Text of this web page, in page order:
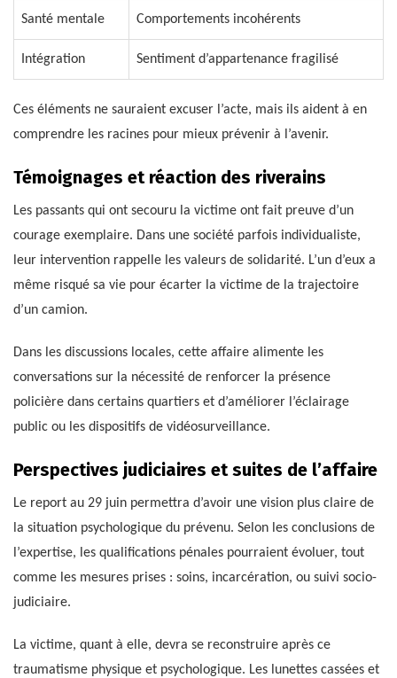
Santé mentale Comportements incohérents
Intégration Sentiment d’appartenance fragilisé
Ces éléments ne sauraient excuser l’acte, mais ils aident à en
comprendre les racines pour mieux prévenir à l’avenir.
Témoignages et réaction des riverains
Les passants qui ont secouru la victime ont fait preuve d’un
courage exemplaire. Dans une société parfois individualiste,
leur intervention rappelle les valeurs de solidarité. L’un d’eux a
même risqué sa vie pour écarter la victime de la trajectoire
d’un camion.
Dans les discussions locales, cette affaire alimente les
conversations sur la nécessité de renforcer la présence
policière dans certains quartiers et d’améliorer l’éclairage
public ou les dispositifs de vidéosurveillance.
Perspectives judiciaires et suites de l’affaire
Le report au 29 juin permettra d’avoir une vision plus claire de
la situation psychologique du prévenu. Selon les conclusions de
l’expertise, les qualifications pénales pourraient évoluer, tout
comme les mesures prises : soins, incarcération, ou suivi socio-
judiciaire.
La victime, quant à elle, devra se reconstruire après ce
traumatisme physique et psychologique. Les lunettes cassées et